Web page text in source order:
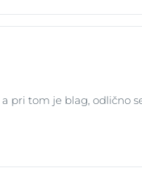
pri tom je blag, odlično